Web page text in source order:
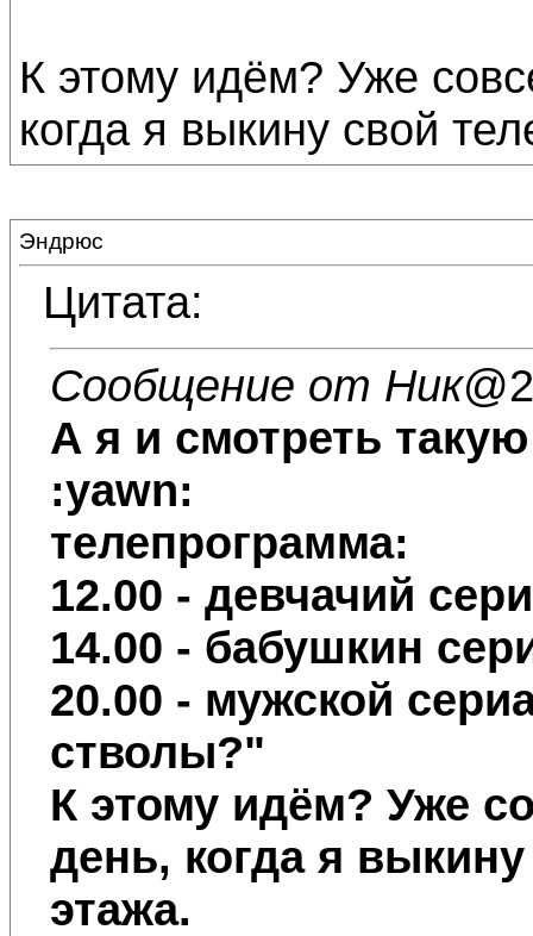
К этому идём? Уже
когда я выкину свой
Эндрюс
Цитата:
Сообщение от Ник
А я и смотреть
:yawn:
телепрограмма:
12.00 - девчачий
14.00 - бабушкин
20.00 - мужской
стволы?"
К этому идём? Уже
день, когда я
этажа.